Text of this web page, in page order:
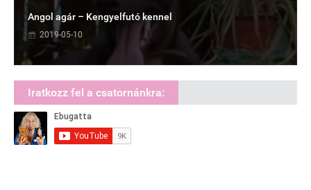
Angol agár – Kengyelfutó kennel
2019-05-10
Iratkozz fel a csatornánkra: